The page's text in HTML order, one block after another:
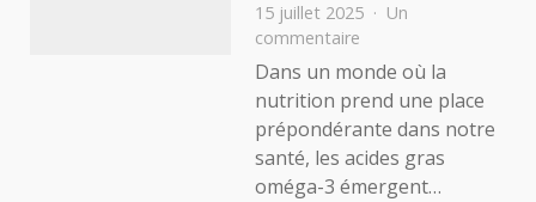
15 juillet 2025
Un
commentaire
Les
bienfaits
du
régime
oméga
3
Dans un monde où la
nutrition prend une place
prépondérante dans notre
santé, les acides gras
oméga-3 émergent…